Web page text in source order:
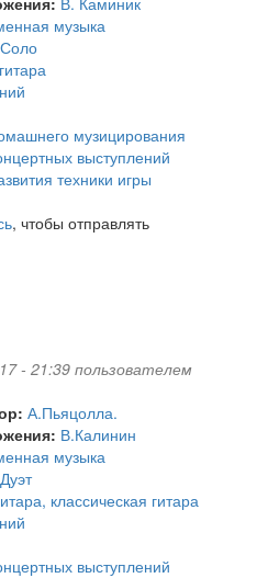
музыка
Соло
музицирования
выступлений
техники игры
, чтобы отправлять
- 21:39 пользователем
А.Пьяцолла.
В.Калинин
музыка
Дуэт
классическая гитара
выступлений